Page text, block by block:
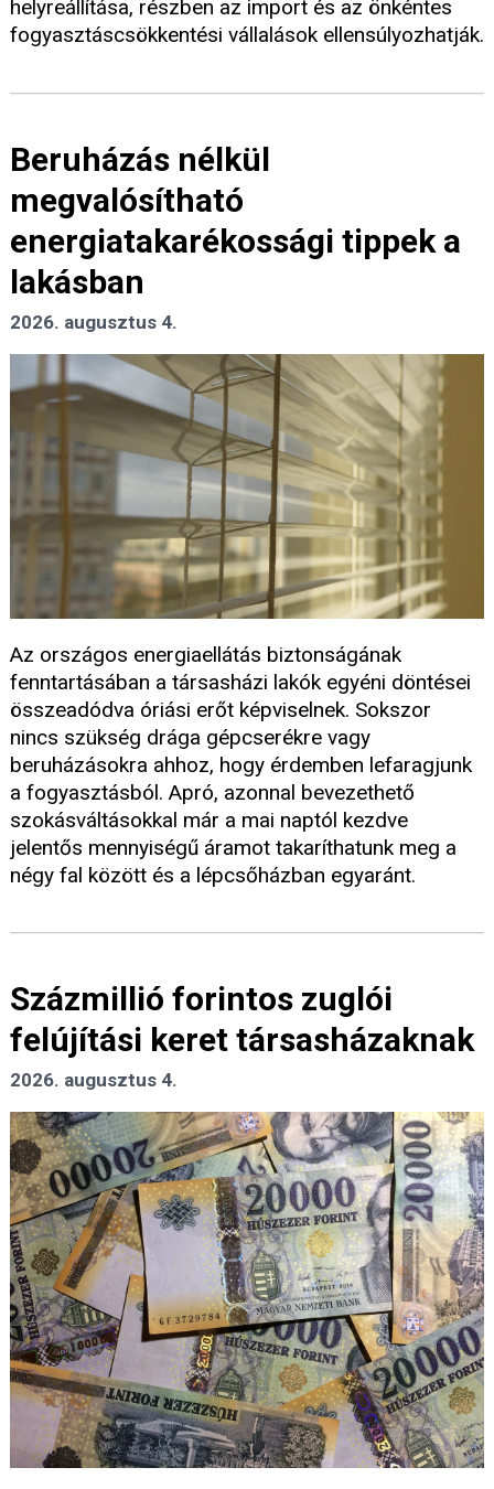
helyreállítása, részben az import és az önkéntes
fogyasztáscsökkentési vállalások ellensúlyozhatják.
Beruházás nélkül
megvalósítható
energiatakarékossági tippek a
lakásban
2026. augusztus 4.
Az országos energiaellátás biztonságának
fenntartásában a társasházi lakók egyéni döntései
összeadódva óriási erőt képviselnek. Sokszor
nincs szükség drága gépcserékre vagy
beruházásokra ahhoz, hogy érdemben lefaragjunk
a fogyasztásból. Apró, azonnal bevezethető
szokásváltásokkal már a mai naptól kezdve
jelentős mennyiségű áramot takaríthatunk meg a
négy fal között és a lépcsőházban egyaránt.
Százmillió forintos zuglói
felújítási keret társasházaknak
2026. augusztus 4.